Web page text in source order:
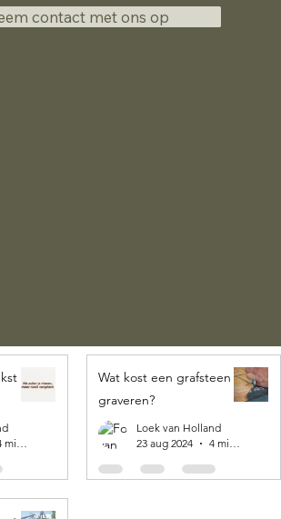
contact met ons op
4 minuten om te lezen
Wat kost een grafsteen
graveren?
Loek van Holland
23 aug 2024
4 minuten om te lezen